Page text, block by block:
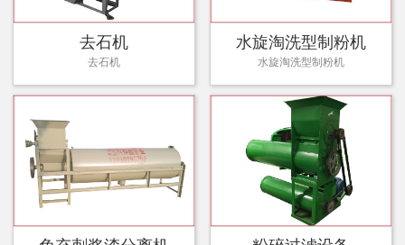
去石机
去石机
水旋淘洗型制粉机
水旋淘洗型制粉机